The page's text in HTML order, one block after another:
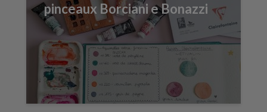
pinceaux Borciani e Bonazzi